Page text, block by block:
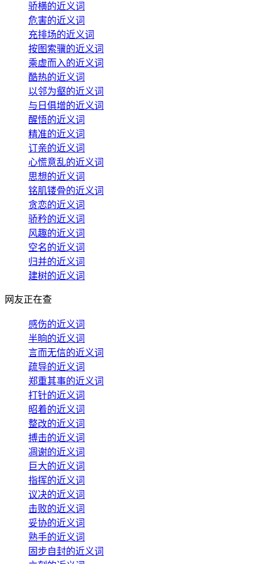
骄横的近义词
危害的近义词
充排场的近义词
按图索骥的近义词
乘虚而入的近义词
酷热的近义词
以邻为壑的近义词
与日俱增的近义词
醒悟的近义词
精准的近义词
订亲的近义词
心慌意乱的近义词
思想的近义词
铭肌镂骨的近义词
贪恋的近义词
骄矜的近义词
风趣的近义词
空名的近义词
归并的近义词
建树的近义词
网友正在查
感伤的近义词
半晌的近义词
言而无信的近义词
疏导的近义词
郑重其事的近义词
打针的近义词
昭着的近义词
整改的近义词
搏击的近义词
凋谢的近义词
巨大的近义词
指挥的近义词
议决的近义词
击败的近义词
妥协的近义词
熟手的近义词
固步自封的近义词